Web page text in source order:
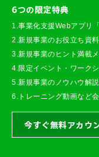
6つの限定特典
1.事業化支援Webアプリ
2.新規事業のお役立ち資
3.新規事業のヒント満載
4.限定イベント・ワーク
5.新規事業のノウハウ解
6.トレーニング動画など
今すぐ無料アカウ